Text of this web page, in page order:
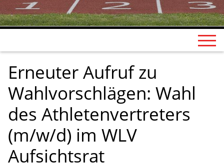
Erneuter Aufruf zu
Wahlvorschlägen: Wahl
des Athletenvertreters
(m/w/d) im WLV
Aufsichtsrat